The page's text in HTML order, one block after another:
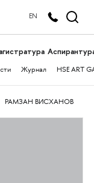
EN
Журнал HSE ART
РАМЗАН ВИСХАНОВ